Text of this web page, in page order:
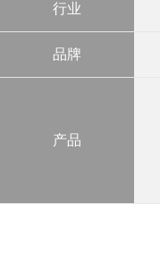
行业
品牌
产品